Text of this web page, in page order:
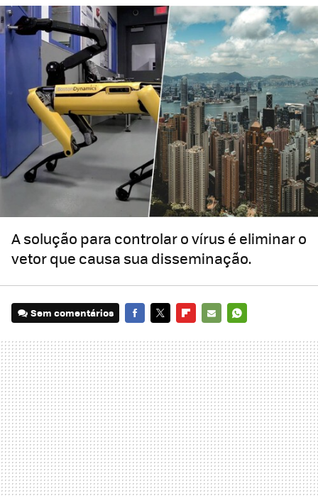
A solução para controlar o vírus é eliminar o
vetor que causa sua disseminação.
Sem comentários
MAIL